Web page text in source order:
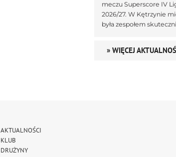
meczu Superscore IV
2026/27. W Kętrzynie
była zespołem
» WIĘCEJ
AKTUALNOŚCI
KLUB
DRUŻYNY